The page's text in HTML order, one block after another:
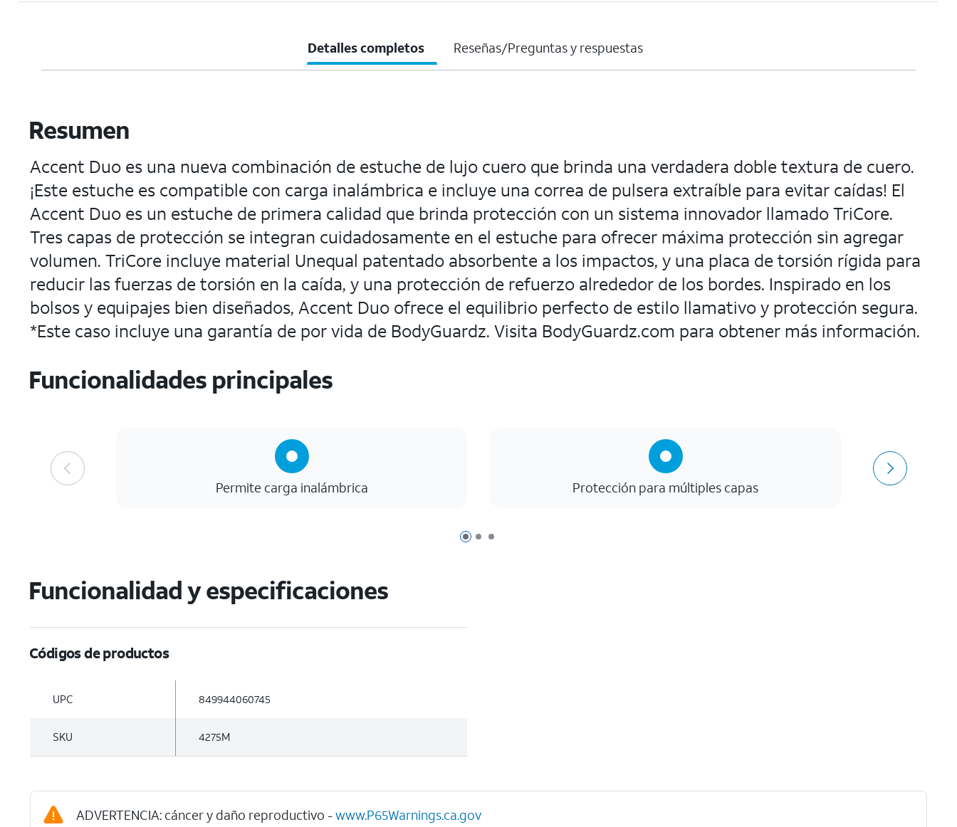
Detalles completos Reseñas/Preguntas y respuestas
Resumen
Accent Duo es una nueva combinación de estuche de lujo cuero que brinda una verdadera doble textura de cuero.
¡Este estuche es compatible con carga inalámbrica e incluye una correa de pulsera extraíble para evitar caídas! El
Accent Duo es un estuche de primera calidad que brinda protección con un sistema innovador llamado TriCore.
Tres capas de protección se integran cuidadosamente en el estuche para ofrecer máxima protección sin agregar
volumen. TriCore incluye material Unequal patentado absorbente a los impactos, y una placa de torsión rígida para
reducir las fuerzas de torsión en la caída, y una protección de refuerzo alrededor de los bordes. Inspirado en los
bolsos y equipajes bien diseñados, Accent Duo ofrece el equilibrio perfecto de estilo llamativo y protección segura.
*Este caso incluye una garantía de por vida de BodyGuardz. Visita BodyGuardz.com para obtener más información.
Funcionalidades principales
Página 1 de 3
Página 2 de 3
Página 3 de 3
Permite carga inalámbrica Protección para múltiples capas
Funcionalidad y especificaciones
Códigos de productos
UPC 849944060745
SKU 4275M
ADVERTENCIA: cáncer y daño reproductivo -www.P65Warnings.ca.gov